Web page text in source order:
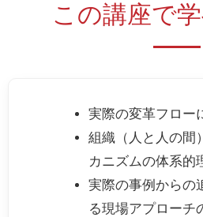
この講座で
実際の変革フロー
組織（人と人の間
カニズムの体系的
実際の事例からの
る現場アプローチ